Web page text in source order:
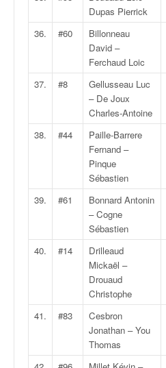
Dupas Pierrick
36. #60
Billonneau
David –
Ferchaud Loic
37. #8
Gellusseau Luc
– De Joux
Charles-Antoine
38. #44
Paille-Barrere
Fernand –
Pinque
Sébastien
39. #61
Bonnard Antonin
– Cogne
Sébastien
40. #14
Drilleaud
Mickaël –
Drouaud
Christophe
41. #83
Cesbron
Jonathan – You
Thomas